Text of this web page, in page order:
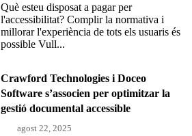
Què esteu disposat a pagar per
l'accessibilitat? Complir la normativa i
millorar l'experiència de tots els usuaris és
possible Vull...
Crawford Technologies i Doceo
Software s’associen per optimitzar la
gestió documental accessible
agost 22, 2025